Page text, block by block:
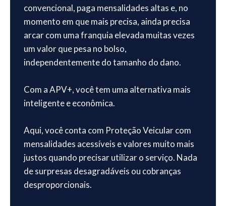
convencional, paga mensalidades altas e, no
momento em que mais precisa, ainda precisa
arcar com uma franquia elevada muitas vezes
um valor que pesa no bolso,
independentemente do tamanho do dano.
Com a APV+, você tem uma alternativa mais
inteligente e econômica.
Aqui, você conta com Proteção Veicular com
mensalidades acessíveis e valores muito mais
justos quando precisar utilizar o serviço. Nada
de surpresas desagradáveis ou cobranças
desproporcionais.